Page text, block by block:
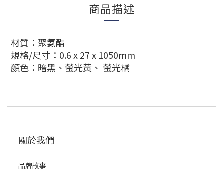
商品描述
材質： 聚氨酯
規格/尺寸： 0.6 x 27 x 1050mm
顏色： 暗黑、 螢光黃、 螢光橘
關於我們
品牌故事